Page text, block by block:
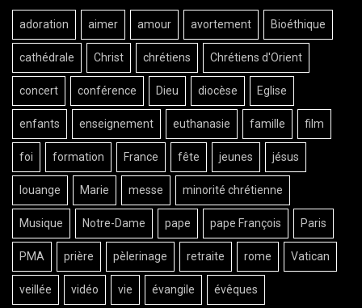
adoration aimer amour avortement Bioéthique
cathédrale Christ chrétiens Chrétiens d'Orient
concert conférence Dieu diocèse Eglise
enfants enseignement euthanasie famille film
foi formation France fête jeunes jésus
louange Marie messe minorité chrétienne
Musique Notre-Dame pape pape François Paris
PMA prière pèlerinage retraite rome Vatican
veillée vidéo vie évangile évêques